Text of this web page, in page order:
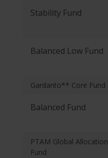
Stability Fund
Balanced Low Fund
Gardanto** Core Fund
Balanced Fund
PTAM Global Allocation
Fund